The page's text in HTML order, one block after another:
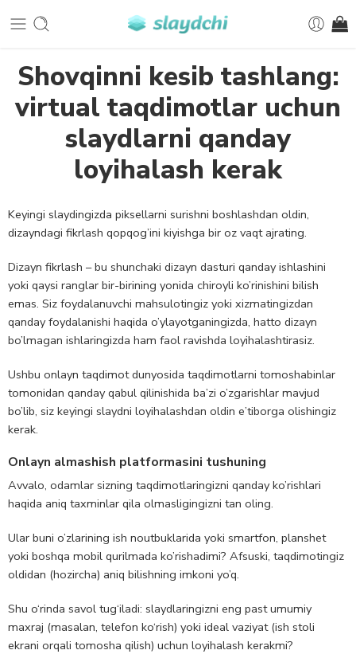
Shovqinni kesib tashlang:
virtual taqdimotlar uchun
slaydlarni qanday
loyihalash kerak
Keyingi slaydingizda piksellarni surishni boshlashdan oldin,
dizayndagi fikrlash qopqog’ini kiyishga bir oz vaqt ajrating.
Dizayn fikrlash – bu shunchaki dizayn dasturi qanday ishlashini
yoki qaysi ranglar bir-birining yonida chiroyli ko’rinishini bilish
emas. Siz foydalanuvchi mahsulotingiz yoki xizmatingizdan
qanday foydalanishi haqida o’ylayotganingizda, hatto dizayn
bo’lmagan ishlaringizda ham faol ravishda loyihalashtirasiz.
Ushbu onlayn taqdimot dunyosida taqdimotlarni tomoshabinlar
tomonidan qanday qabul qilinishida ba’zi o’zgarishlar mavjud
bo’lib, siz keyingi slaydni loyihalashdan oldin e’tiborga olishingiz
kerak.
Onlayn almashish platformasini tushuning
Avvalo, odamlar sizning taqdimotlaringizni qanday ko’rishlari
haqida aniq taxminlar qila olmasligingizni tan oling.
Ular buni o’zlarining ish noutbuklarida yoki smartfon, planshet
yoki boshqa mobil qurilmada ko’rishadimi? Afsuski, taqdimotingiz
oldidan (hozircha) aniq bilishning imkoni yo’q.
Shu o‘rinda savol tug‘iladi: slaydlaringizni eng past umumiy
maxraj (masalan, telefon ko‘rish) yoki ideal vaziyat (ish stoli
ekrani orqali tomosha qilish) uchun loyihalash kerakmi?